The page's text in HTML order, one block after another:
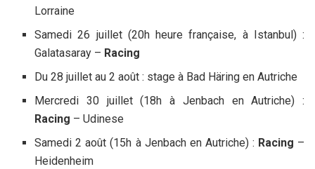
Lorraine
Samedi 26 juillet (20h heure française, à Istanbul) :
Galatasaray – Racing
Du 28 juillet au 2 août : stage à Bad Häring en Autriche
Mercredi 30 juillet (18h à Jenbach en Autriche) :
Racing – Udinese
Samedi 2 août (15h à Jenbach en Autriche) : Racing –
Heidenheim